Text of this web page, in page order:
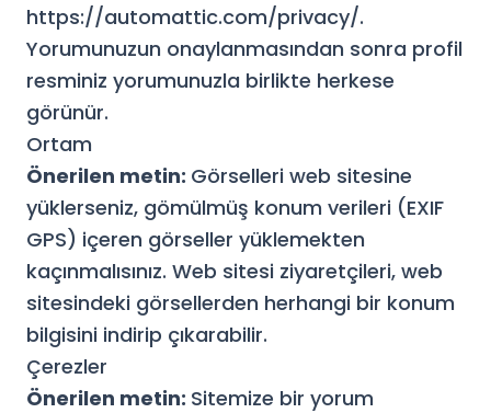
https://automattic.com/privacy/.
Yorumunuzun onaylanmasından sonra profil
resminiz yorumunuzla birlikte herkese
görünür.
Ortam
Önerilen metin: Görselleri web sitesine
yüklerseniz, gömülmüş konum verileri (EXIF
GPS) içeren görseller yüklemekten
kaçınmalısınız. Web sitesi ziyaretçileri, web
sitesindeki görsellerden herhangi bir konum
bilgisini indirip çıkarabilir.
Çerezler
Önerilen metin: Sitemize bir yorum